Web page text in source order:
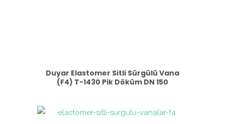
Duyar Elastomer Sitli Sürgülü Vana
(F4) T-1430 Pik Döküm DN 150